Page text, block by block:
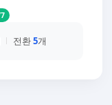
전환5개